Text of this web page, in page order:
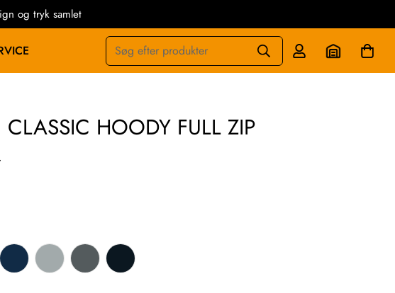
og tryk samlet
Søg efter produkter
CLASSIC HOODY FULL ZIP